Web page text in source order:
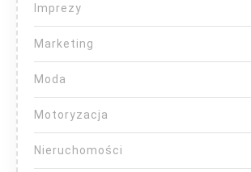
Imprezy
Marketing
Moda
Motoryzacja
Nieruchomości